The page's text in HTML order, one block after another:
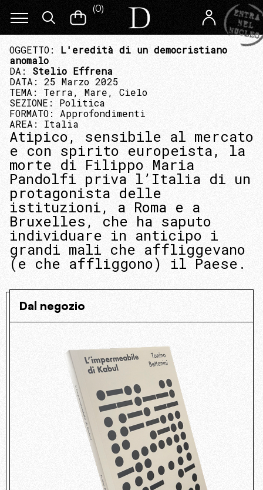
(0)
OGGETTO: L'eredità di un democristiano
anomalo
DA: Stelio Effrena
DATA: 25 Marzo 2025
TEMA: Terra, Mare, Cielo
SEZIONE: Politica
FORMATO: Approfondimenti
AREA: Italia
Atipico, sensibile al mercato
e con spirito europeista, la
morte di Filippo Maria
Pandolfi priva l’Italia di un
protagonista delle
istituzioni, a Roma e a
Bruxelles, che ha saputo
individuare in anticipo i
grandi mali che affliggevano
(e che affliggono) il Paese.
Dal negozio